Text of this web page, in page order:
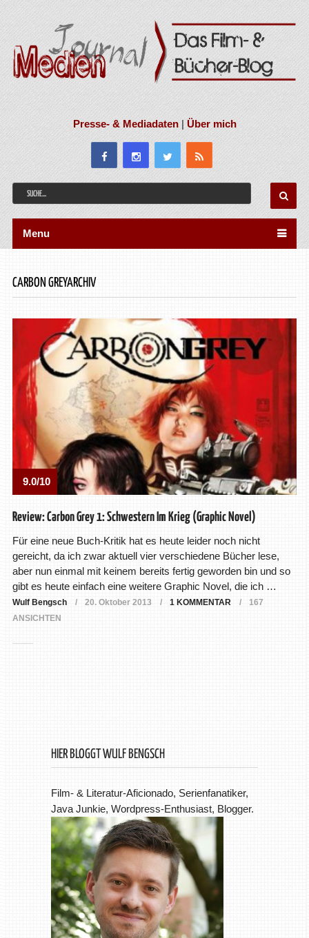
Presse- & Mediadaten|Über mich
Menu
CARBON GREYARCHIV
9.0/10
Review: Carbon Grey 1: Schwestern Im Krieg (Graphic Novel)
Für eine neue Buch-Kritik hat es heute leider noch nicht
gereicht, da ich zwar aktuell vier verschiedene Bücher lese,
aber nun einmal mit keinem bereits fertig geworden bin und so
gibt es heute einfach eine weitere Graphic Novel, die ich …
Wulf Bengsch 20. Oktober 2013 1 KOMMENTAR
167
ANSICHTEN
HIER BLOGGT WULF BENGSCH
Film- & Literatur-Aficionado, Serienfanatiker,
Java Junkie, Wordpress-Enthusiast, Blogger.